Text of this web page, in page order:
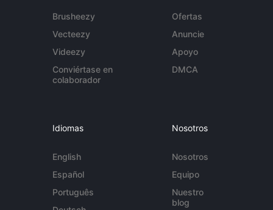
Brusheezy
Vecteezy
Videezy
Conviértase en
colaborador
Ofertas
Anuncie
Apoyo
DMCA
Idiomas
English
Español
Português
Nosotros
Nosotros
Equipo
Nuestro
blog